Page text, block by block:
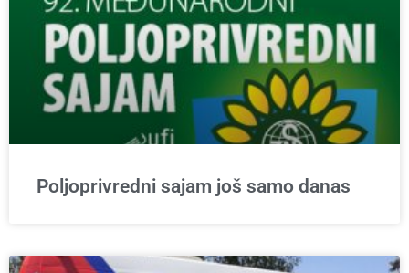
Poljoprivredni sajam još samo danas